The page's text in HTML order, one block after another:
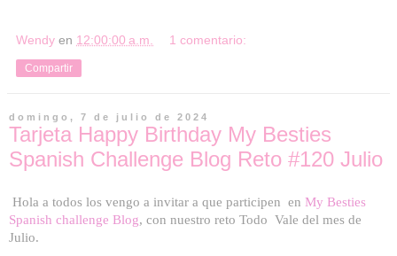
Wendy en 12:00:00 a.m. 1 comentario:
Compartir
domingo, 7 de julio de 2024
Tarjeta Happy Birthday My Besties
Spanish Challenge Blog Reto #120 Julio
Hola a todos los vengo a invitar a que participen en My Besties
Spanish challenge Blog, con nuestro reto Todo Vale del mes de
Julio.